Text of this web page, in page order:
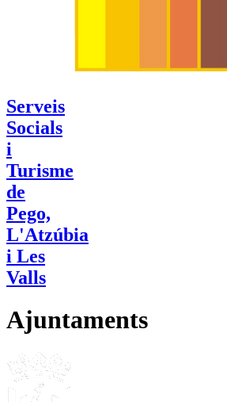
Serveis
Socials
i
Turisme
de
Pego,
L'Atzúbia
i Les
Valls
Ajuntaments